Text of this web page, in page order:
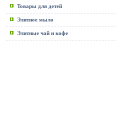
Товары для детей
Элитное мыло
Элитные чай и кофе